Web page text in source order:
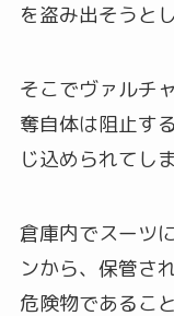
を盗み出そうと
そこでヴァルチ
奪自体は阻止す
じ込められてし
倉庫内でスーツ
ンから、保管さ
危険物であるこ